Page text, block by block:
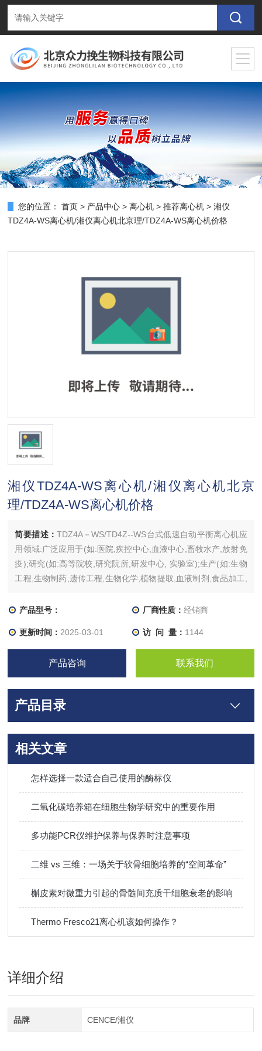
您的位置： 首页 > 产品中心 >离心机 >推荐离心机 > 湘仪
TDZ4A-WS离心机/湘仪离心机北京理/TDZ4A-WS离心机价格
湘仪TDZ4A-WS离心机/湘仪离心机北京
理/TDZ4A-WS离心机价格
简要描述：TDZ4A－WS/TD4Z--WS台式低速自动平衡离心机应
用领域:广泛应用于(如:医院,疾控中心,血液中心,畜牧水产,放射免
疫);研究(如:高等院校,研究院所,研发中心, 实验室);生产(如:生物
工程,生物制药,遗传工程,生物化学,植物提取,血液制剂,食品加工,
产品型号：
厂商性质： 经销商
更新时间： 2025-03-01 访 问 量： 1144
产品咨询 联系我们
产品目录
相关文章
怎样选择一款适合自己使用的酶标仪
二氧化碳培养箱在细胞生物学研究中的重要作用
多功能PCR仪维护保养与保养时注意事项
二维 vs 三维：一场关于软骨细胞培养的“空间革命”
槲皮素对微重力引起的骨髓间充质干细胞衰老的影响
Thermo Fresco21离心机该如何操作？
详细介绍
品牌 CENCE/湘仪